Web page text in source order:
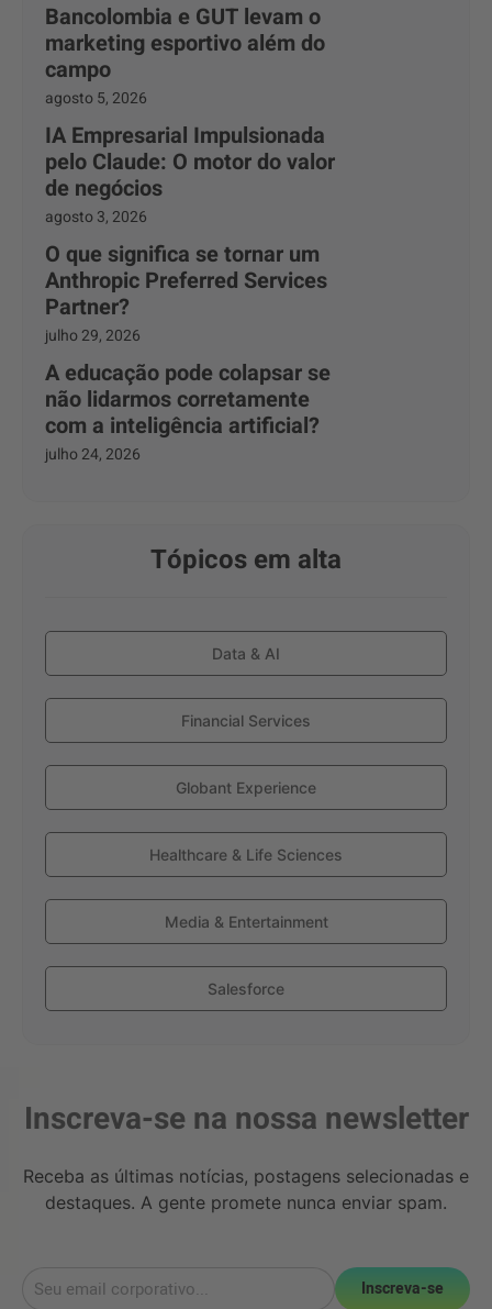
Bancolombia e GUT levam o
marketing esportivo além do
campo
agosto 5, 2026
IA Empresarial Impulsionada
pelo Claude: O motor do valor
de negócios
agosto 3, 2026
O que significa se tornar um
Anthropic Preferred Services
Partner?
julho 29, 2026
A educação pode colapsar se
não lidarmos corretamente
com a inteligência artificial?
julho 24, 2026
Tópicos em alta
Data & AI
Financial Services
Globant Experience
Healthcare & Life Sciences
Media & Entertainment
Salesforce
Inscreva-se na nossa newsletter
Receba as últimas notícias, postagens selecionadas e
destaques. A gente promete nunca enviar spam.
Inscreva-se